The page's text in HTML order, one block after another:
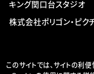
キング関口台スタジオ
株式会社ポリゴン・ピク
このサイトでは、サイトの利